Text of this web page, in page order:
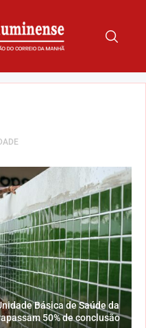
Básica de Saúde da
50% de conclusão